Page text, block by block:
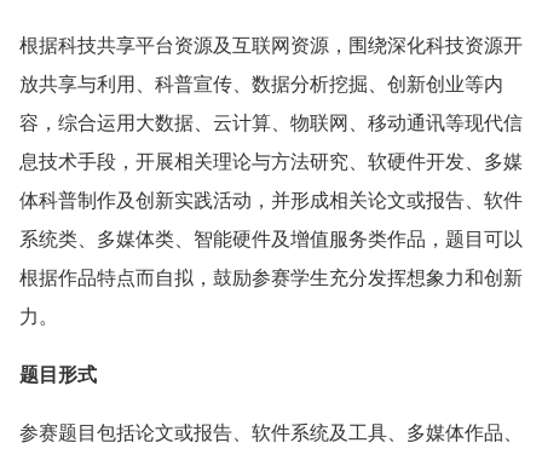
根据科技共享平台资源及互联网资源，围绕深化科技资源开
放共享与利用、科普宣传、数据分析挖掘、创新创业等内
容，综合运用大数据、云计算、物联网、移动通讯等现代信
息技术手段，开展相关理论与方法研究、软硬件开发、多媒
体科普制作及创新实践活动，并形成相关论文或报告、软件
系统类、多媒体类、智能硬件及增值服务类作品，题目可以
根据作品特点而自拟，鼓励参赛学生充分发挥想象力和创新
力。
题目形式
参赛题目包括论文或报告、软件系统及工具、多媒体作品、